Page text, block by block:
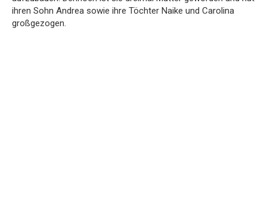
ihren Sohn Andrea sowie ihre Töchter Naike und Carolina
großgezogen.